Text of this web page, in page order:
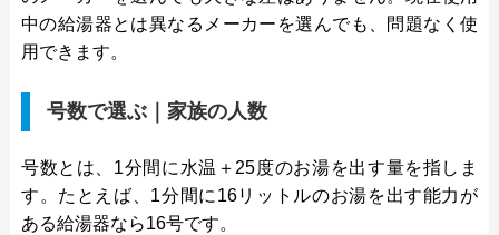
中の給湯器とは異なるメーカーを選んでも、問題なく使
用できます。
号数で選ぶ｜家族の人数
号数とは、1分間に水温＋25度のお湯を出す量を指しま
す。たとえば、1分間に16リットルのお湯を出す能力が
ある給湯器なら16号です。